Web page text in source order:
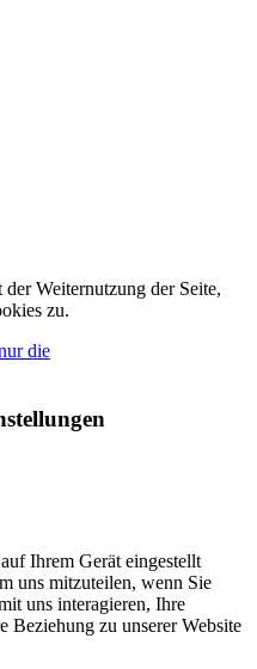
Weiternutzung der Seite,
zu.
die
Ihrem Gerät eingestellt
uns mitzuteilen, wenn Sie
uns interagieren, Ihre
Beziehung zu unserer Website